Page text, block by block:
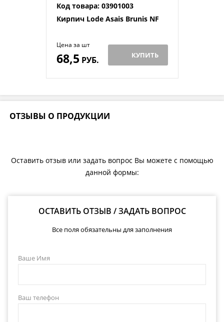
Код товара: 03901003
Кирпич Lode Asais Brunis NF
Цена за шт
68,5 РУБ. КУПИТЬ
ОТЗЫВЫ О ПРОДУКЦИИ
Оставить отзыв или задать вопрос Вы можете с помощью
данной формы:
ОСТАВИТЬ ОТЗЫВ / ЗАДАТЬ ВОПРОС
Все поля обязательны для заполнения
Ваше Имя
Ваш телефон